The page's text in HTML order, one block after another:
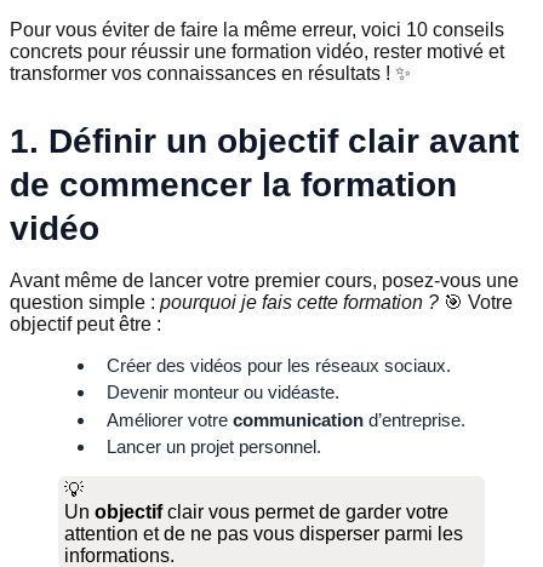
Pour vous éviter de faire la même erreur, voici 10 conseils
concrets pour réussir une formation vidéo, rester motivé et
transformer vos connaissances en résultats ! ✨
1. Définir un objectif clair avant
de commencer la formation
vidéo
Avant même de lancer votre premier cours, posez-vous une
question simple : pourquoi je fais cette formation ? 🎯 Votre
objectif peut être :
Créer des vidéos pour les réseaux sociaux.
Devenir monteur ou vidéaste.
Améliorer votre communication d’entreprise.
Lancer un projet personnel.
💡
Un objectifclair vous permet de garder votre
attention et de ne pas vous disperser parmi les
informations.